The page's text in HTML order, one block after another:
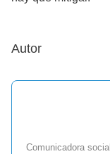
Autor
Comunicadora